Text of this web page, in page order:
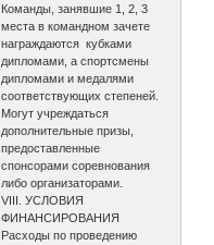
Команды, занявшие 1, 2, 3
места в командном зачете
награждаются кубками
дипломами, а спортсмены
дипломами и медалями
соответствующих степеней.
Могут учреждаться
дополнительные призы,
предоставленные
спонсорами соревнования
либо организаторами.
VIII. УСЛОВИЯ
ФИНАНСИРОВАНИЯ
Расходы по проведению